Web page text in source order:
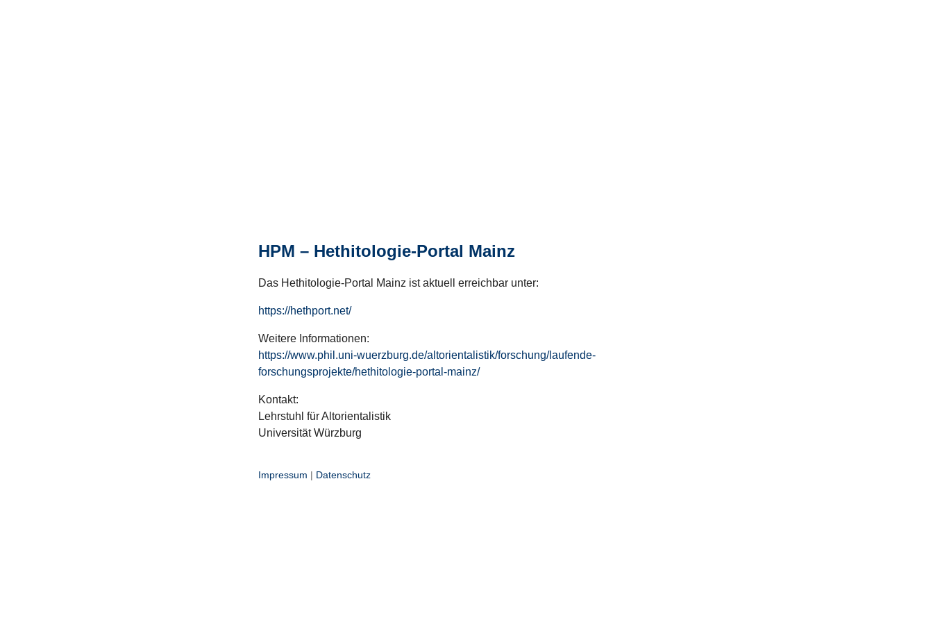
HPM – Hethitologie-Portal Mainz
Das Hethitologie-Portal Mainz ist aktuell erreichbar unter:
https://hethport.net/
Weitere Informationen:
https://www.phil.uni-wuerzburg.de/altorientalistik/forschung/laufende-
forschungsprojekte/hethitologie-portal-mainz/
Kontakt:
Lehrstuhl für Altorientalistik
Universität Würzburg
Impressum | Datenschutz